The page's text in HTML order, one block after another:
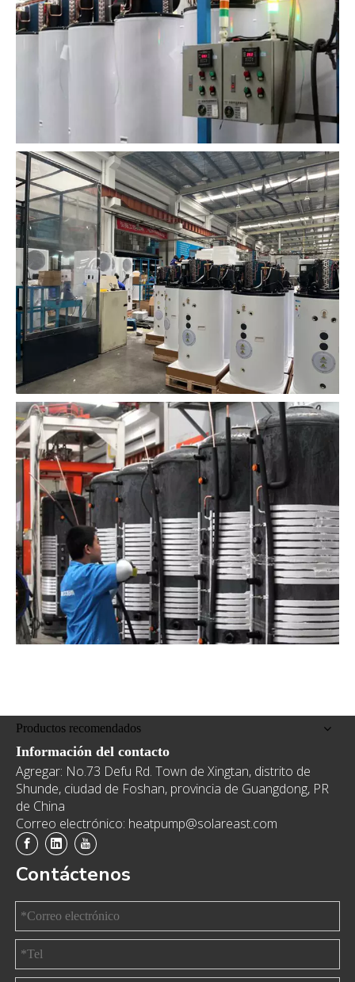
Productos recomendados
Información del contacto
Agregar: No.73 Defu Rd. Town de Xingtan, distrito de
Shunde, ciudad de Foshan, provincia de Guangdong, PR
de China
Correo electrónico: heatpump@solareast.com
Contáctenos